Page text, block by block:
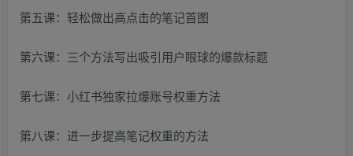
第五课：轻松做出高点击的笔记首图
第六课：三个方法写出吸引用户眼球的爆款标题
第七课：小红书独家拉爆账号权重方法
第八课：进一步提高笔记权重的方法